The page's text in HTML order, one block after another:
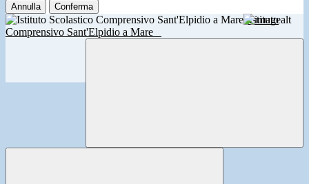
Annulla Conferma
Istituto
Comprensivo Sant'Elpidio a Mare